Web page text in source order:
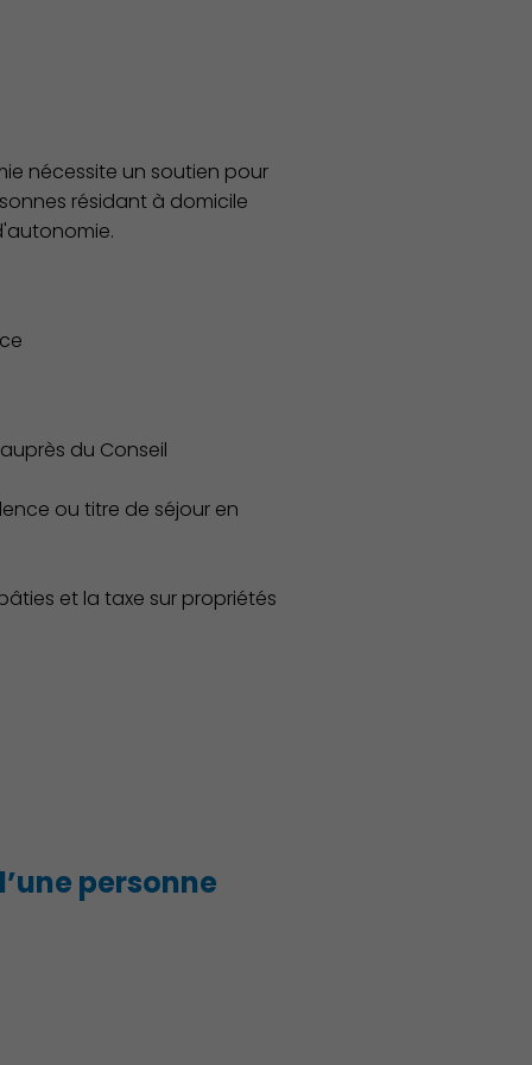
nécessite un soutien pour
résidant à domicile
du Conseil
ou titre de séjour en
et la taxe sur propriétés
personne